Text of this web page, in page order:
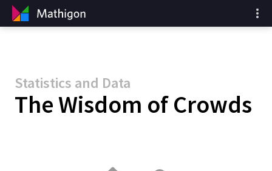
Statistics and Data
The Wisdom of Crowds